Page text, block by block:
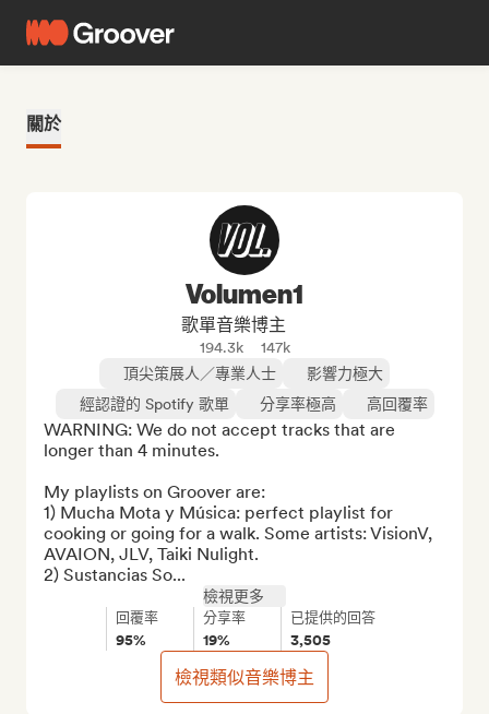
關於
Volumen1
歌單音樂博主
194.3k
147k
頂尖策展人／專業人士
影響力極大
經認證的 Spotify 歌單
分享率極高 高回覆率
WARNING: We do not accept tracks that are
longer than 4 minutes.
My playlists on Groover are:
1) Mucha Mota y Música: perfect playlist for
cooking or going for a walk. Some artists: VisionV,
AVAION, JLV, Taiki Nulight.
2) Sustancias So...
檢視更多
回覆率
95%
分享率
19%
已提供的回答
3,505
檢視類似音樂博主